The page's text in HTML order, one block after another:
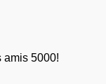
amis 5000!